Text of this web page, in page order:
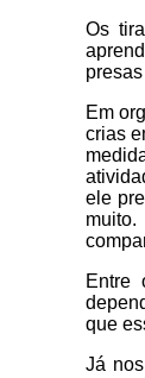
Os
Em
crias
ele
Entre
que
Já